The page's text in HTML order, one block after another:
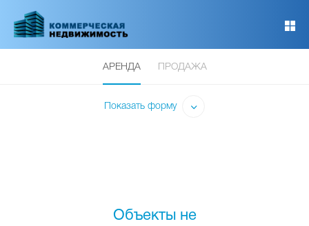
основному
АРЕНДА ПРОДАЖА
Показать форму
Объекты не